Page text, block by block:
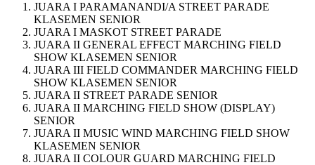
JUARA I PARAMANANDI/A STREET PARADE
KLASEMEN SENIOR
JUARA I MASKOT STREET PARADE
JUARA II GENERAL EFFECT MARCHING FIELD
SHOW KLASEMEN SENIOR
JUARA III FIELD COMMANDER MARCHING FIELD
SHOW KLASEMEN SENIOR
JUARA II STREET PARADE SENIOR
JUARA II MARCHING FIELD SHOW (DISPLAY)
SENIOR
JUARA II MUSIC WIND MARCHING FIELD SHOW
KLASEMEN SENIOR
JUARA II COLOUR GUARD MARCHING FIELD